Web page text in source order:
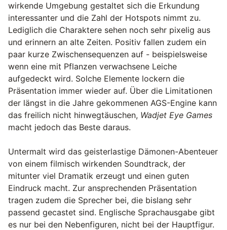
wirkende Umgebung gestaltet sich die Erkundung
interessanter und die Zahl der Hotspots nimmt zu.
Lediglich die Charaktere sehen noch sehr pixelig aus
und erinnern an alte Zeiten. Positiv fallen zudem ein
paar kurze Zwischensequenzen auf - beispielsweise
wenn eine mit Pflanzen verwachsene Leiche
aufgedeckt wird. Solche Elemente lockern die
Präsentation immer wieder auf. Über die Limitationen
der längst in die Jahre gekommenen AGS-Engine kann
das freilich nicht hinwegtäuschen, Wadjet Eye Games
macht jedoch das Beste daraus.
Untermalt wird das geisterlastige Dämonen-Abenteuer
von einem filmisch wirkenden Soundtrack, der
mitunter viel Dramatik erzeugt und einen guten
Eindruck macht. Zur ansprechenden Präsentation
tragen zudem die Sprecher bei, die bislang sehr
passend gecastet sind. Englische Sprachausgabe gibt
es nur bei den Nebenfiguren, nicht bei der Hauptfigur.